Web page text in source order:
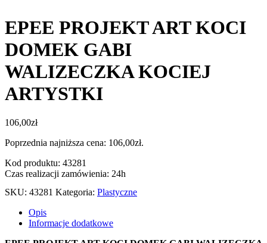
EPEE PROJEKT ART KOCI
DOMEK GABI
WALIZECZKA KOCIEJ
ARTYSTKI
106,00zł
Poprzednia najniższa cena: 106,00zł.
Kod produktu: 43281
Czas realizacji zamówienia: 24h
SKU: 43281 Kategoria: Plastyczne
Opis
Informacje dodatkowe